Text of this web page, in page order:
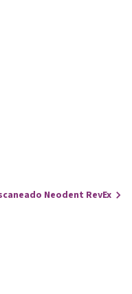
Neodent RevEx